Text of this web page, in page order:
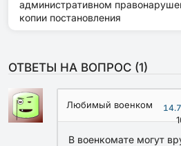
административном
копии постановления
ОТВЕТЫ НА ВОПРОС (1)
Любимый военком
В военкомате могут